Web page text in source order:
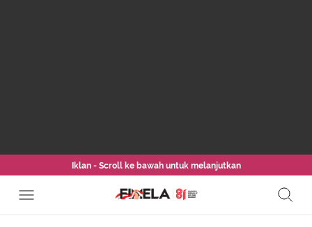
Iklan - Scroll ke bawah untuk melanjutkan